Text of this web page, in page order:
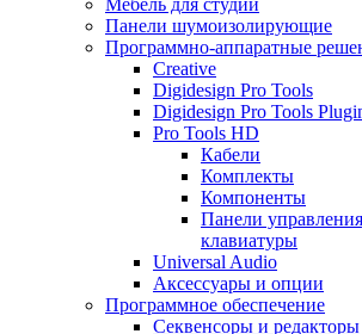
Мебель для студий
Панели шумоизолирующие
Программно-аппаратные
Creative
Digidesign Pro Tools
Digidesign Pro Tools
Pro Tools HD
Кабели
Комплекты
Компоненты
Панели
клавиатуры
Universal Audio
Аксессуары и опции
Программное обеспечение
Cеквенсоры и редакторы